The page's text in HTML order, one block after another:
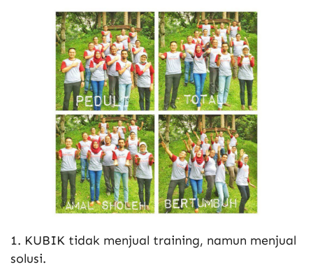
1. KUBIK tidak menjual training, namun menjual
solusi.